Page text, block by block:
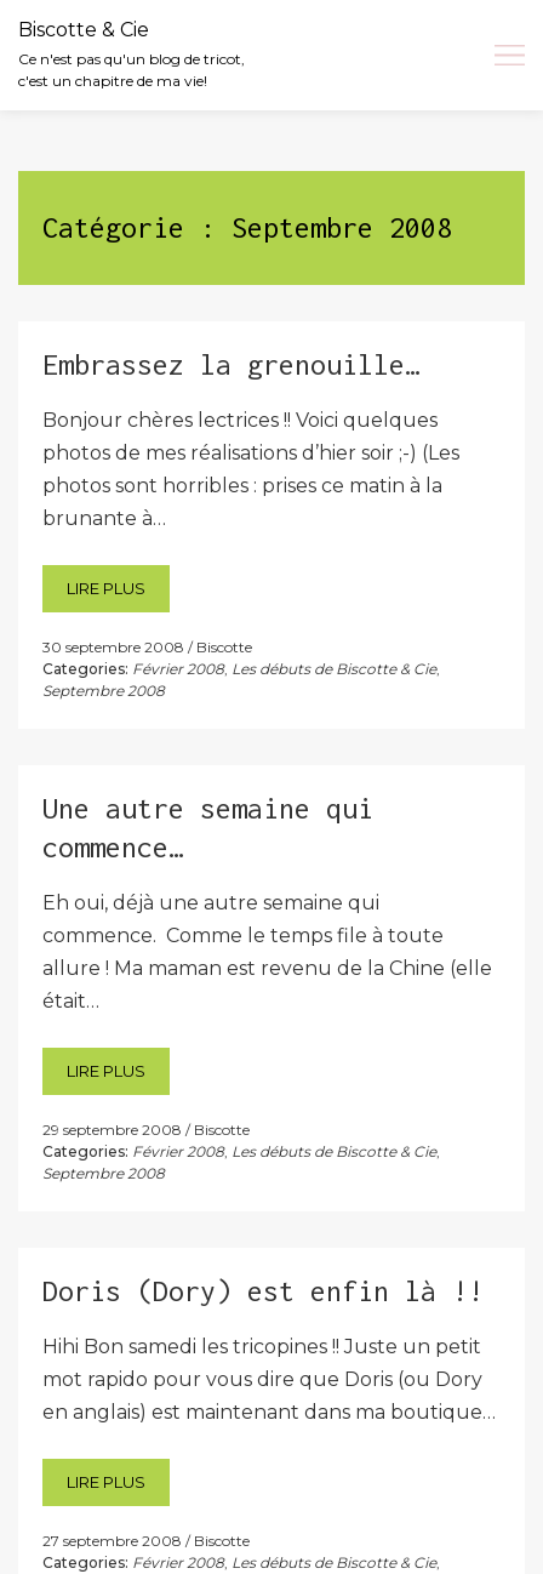
Biscotte & Cie
Ce n'est pas qu'un blog de tricot,
c'est un chapitre de ma vie!
Catégorie : Septembre 2008
Embrassez la grenouille…
Bonjour chères lectrices !! Voici quelques
photos de mes réalisations d’hier soir ;-) (Les
photos sont horribles : prises ce matin à la
brunante à…
LIRE PLUS
30 septembre 2008
Biscotte
Categories: Février 2008, Les débuts de Biscotte & Cie,
Septembre 2008
Une autre semaine qui
commence…
Eh oui, déjà une autre semaine qui
commence. Comme le temps file à toute
allure ! Ma maman est revenu de la Chine (elle
était…
LIRE PLUS
29 septembre 2008
Biscotte
Categories: Février 2008, Les débuts de Biscotte & Cie,
Septembre 2008
Doris (Dory) est enfin là !!
Hihi Bon samedi les tricopines !! Juste un petit
mot rapido pour vous dire que Doris (ou Dory
en anglais) est maintenant dans ma boutique…
LIRE PLUS
27 septembre 2008
Biscotte
Categories: Février 2008, Les débuts de Biscotte & Cie,